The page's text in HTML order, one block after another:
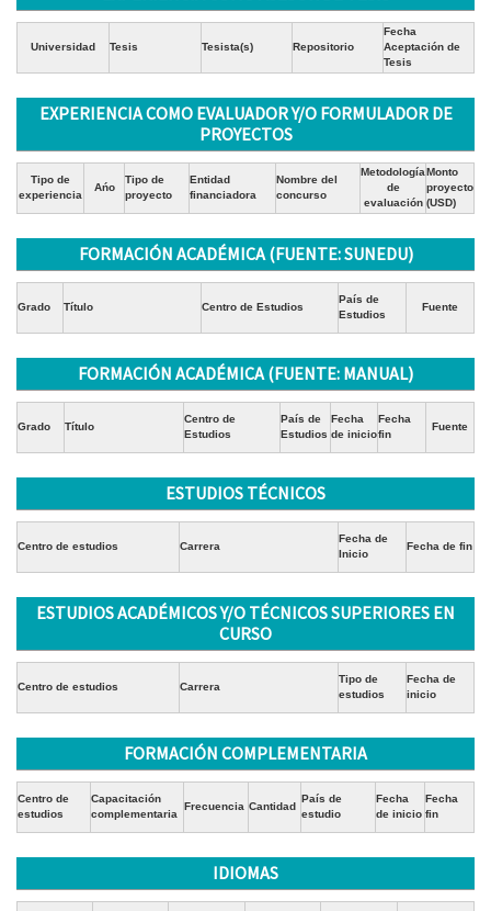
Universidad Tesis Tesista(s) Repositorio
Fecha
Aceptación de
Tesis
EXPERIENCIA COMO EVALUADOR Y/O FORMULADOR DE
PROYECTOS
Tipo de
experiencia
Ańo
Tipo de
proyecto
Entidad
financiadora
Nombre del
concurso
Metodología
de
evaluación
Monto
proyecto
(USD)
FORMACIÓN ACADÉMICA (FUENTE: SUNEDU)
Grado Título Centro de Estudios
País de
Estudios
Fuente
FORMACIÓN ACADÉMICA (FUENTE: MANUAL)
Grado Título
Centro de
Estudios
País de
Estudios
Fecha
de inicio
Fecha
fin
Fuente
ESTUDIOS TÉCNICOS
Centro de estudios Carrera
Fecha de
Inicio
Fecha de fin
ESTUDIOS ACADÉMICOS Y/O TÉCNICOS SUPERIORES EN
CURSO
Centro de estudios Carrera
Tipo de
estudios
Fecha de
inicio
FORMACIÓN COMPLEMENTARIA
Centro de
estudios
Capacitación
complementaria
Frecuencia Cantidad
País de
estudio
Fecha
de inicio
Fecha
fin
IDIOMAS